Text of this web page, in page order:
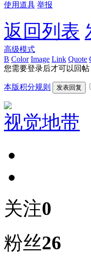
使用道具 举报
返回列表
高级模式
B Color Image Link Quote
您需要登录后才可以回帖
本版积分规则 发表回复
视觉地带
关注0
粉丝26